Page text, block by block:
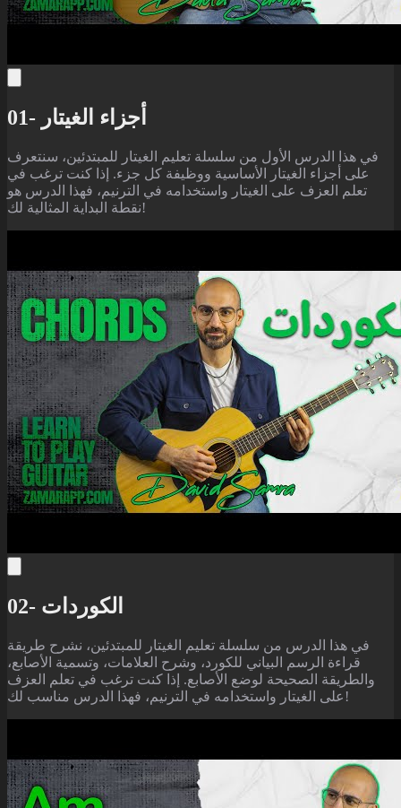
01- أجزاء الغيتار
في هذا الدرس الأول من سلسلة تعليم الغيتار للمبتدئين، سنتعرف
على أجزاء الغيتار الأساسية ووظيفة كل جزء. إذا كنت ترغب في
تعلم العزف على الغيتار واستخدامه في الترنيم، فهذا الدرس هو
نقطة البداية المثالية لك!
02- الكوردات
في هذا الدرس من سلسلة تعليم الغيتار للمبتدئين، نشرح طريقة
قراءة الرسم البياني للكورد، وشرح العلامات، وتسمية الأصابع،
والطريقة الصحيحة لوضع الأصابع. إذا كنت ترغب في تعلم العزف
على الغيتار واستخدامه في الترنيم، فهذا الدرس مناسب لك!